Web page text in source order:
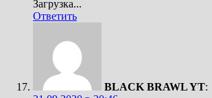
Загрузка...
Ответить
BLACK BRAWL YT: